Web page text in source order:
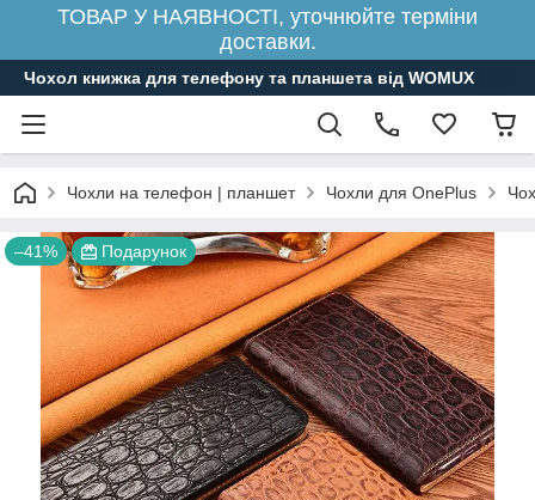
ТОВАР У НАЯВНОСТІ, уточнюйте терміни
доставки.
Чохол книжка для телефону та планшета від WOMUX
Чохли на телефон | планшет Чохли для OnePlus
–41% Подарунок